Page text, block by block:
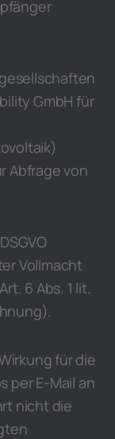
GmbH für
Abfrage von
Vollmacht
6 Abs. 1 lit.
für die
per E-Mail an
nicht die